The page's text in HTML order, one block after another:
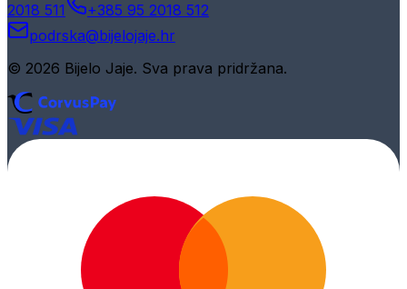
2018 511
+385 95 2018 512
podrska@bijelojaje.hr
© 2026 Bijelo Jaje. Sva prava pridržana.